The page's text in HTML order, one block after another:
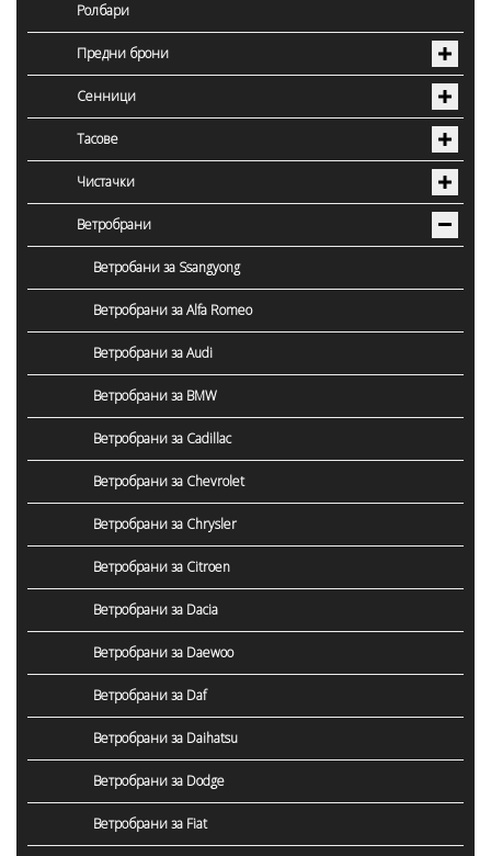
Ролбари
Предни брони
Сенници
Тасове
Чистачки
Ветробрани
Ветробани за Ssangyong
Ветробрани за Alfa Romeo
Ветробрани за Audi
Ветробрани за BMW
Ветробрани за Cadillac
Ветробрани за Chevrolet
Ветробрани за Chrysler
Ветробрани за Citroen
Ветробрани за Dacia
Ветробрани за Daewoo
Ветробрани за Daf
Ветробрани за Daihatsu
Ветробрани за Dodge
Ветробрани за Fiat